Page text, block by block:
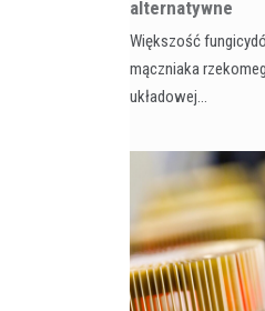
alternatywne
Większość
mączniaka
układowej…